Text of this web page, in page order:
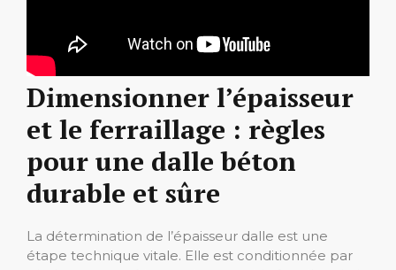
Dimensionner l’épaisseur
et le ferraillage : règles
pour une dalle béton
durable et sûre
La détermination de l’épaisseur dalle est une
étape technique vitale. Elle est conditionnée par